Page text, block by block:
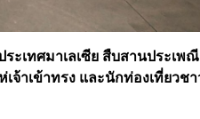
ะเทศมาเลเซีย สืบสานประเพ
าเข้าทรง และนักท่องเที่ยวชา